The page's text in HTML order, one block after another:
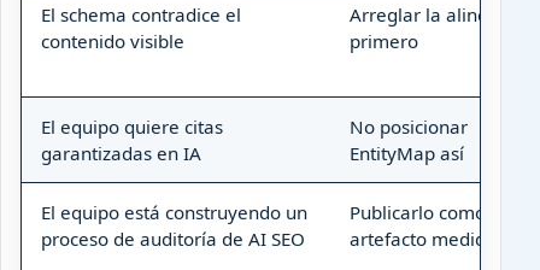
El schema contradice el
contenido visible
Arreglar la alineación
primero
El equipo quiere citas
garantizadas en IA
No posicionar
EntityMap así
El equipo está construyendo un
proceso de auditoría de AI SEO
Publicarlo como
artefacto medido